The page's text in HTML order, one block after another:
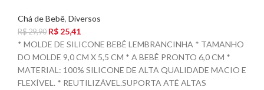
Chá de Bebê, Diversos
R$29,90 R$ 25,41
* MOLDE DE SILICONE BEBÊ LEMBRANCINHA * TAMANHO
DO MOLDE 9,0 CM X 5,5 CM * A BEBÊ PRONTO 6,0 CM *
MATERIAL: 100% SILICONE DE ALTA QUALIDADE MACIO E
FLEXÍVEL. * REUTILIZÁVEL.SUPORTA ATÉ ALTAS